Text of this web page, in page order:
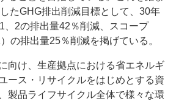
たGHG排出削減目標として、30年
、2の排出量42％削減、スコープ
の排出量25％削減を掲げている。
向け、生産拠点における省エネルギ
ース・リサイクルをはじめとする資
製品ライフサイクル全体で様々な環